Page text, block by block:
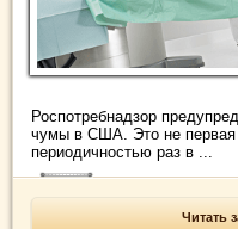
Роспотребнадзор
чумы в США. Это не первая
периодичностью раз в ...
Читать